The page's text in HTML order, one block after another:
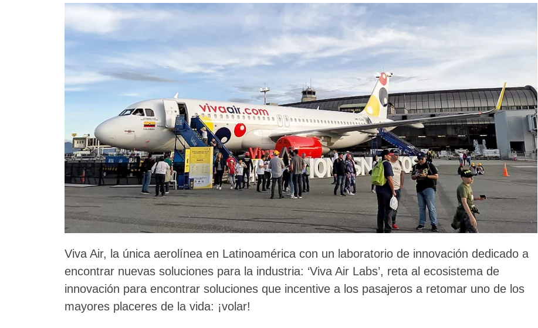
Viva Air, la única aerolínea en Latinoamérica con un laboratorio de innovación dedicado a
encontrar nuevas soluciones para la industria: ‘Viva Air Labs’, reta al ecosistema de
innovación para encontrar soluciones que incentive a los pasajeros a retomar uno de los
mayores placeres de la vida: ¡volar!